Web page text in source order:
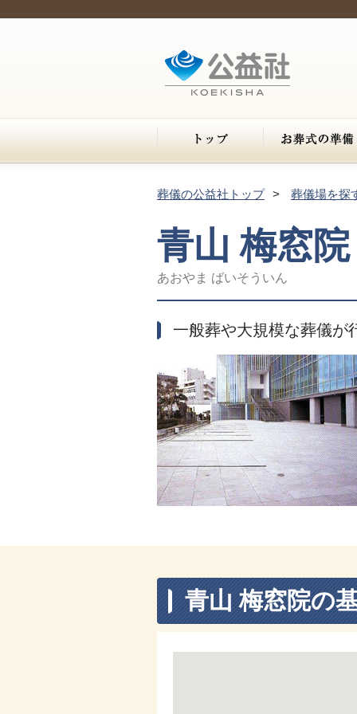
葬儀の公益社トップ 葬儀場を探
青山 梅窓院
あおやま ばいそういん
一般葬や大規模な葬儀が
青山 梅窓院の